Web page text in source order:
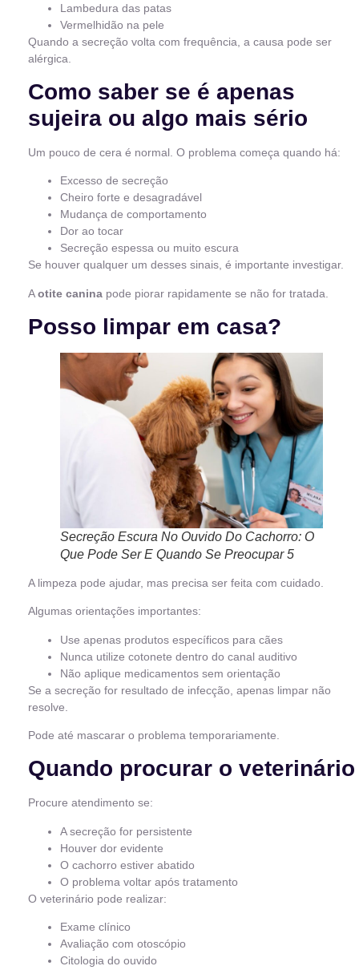
Lambedura das patas
Vermelhidão na pele
Quando a secreção volta com frequência, a causa pode ser
alérgica.
Como saber se é apenas
sujeira ou algo mais sério
Um pouco de cera é normal. O problema começa quando há:
Excesso de secreção
Cheiro forte e desagradável
Mudança de comportamento
Dor ao tocar
Secreção espessa ou muito escura
Se houver qualquer um desses sinais, é importante investigar.
Aotite canina pode piorar rapidamente se não for tratada.
Posso limpar em casa?
Secreção Escura No Ouvido Do Cachorro: O
Que Pode Ser E Quando Se Preocupar 5
A limpeza pode ajudar, mas precisa ser feita com cuidado.
Algumas orientações importantes:
Use apenas produtos específicos para cães
Nunca utilize cotonete dentro do canal auditivo
Não aplique medicamentos sem orientação
Se a secreção for resultado de infecção, apenas limpar não
resolve.
Pode até mascarar o problema temporariamente.
Quando procurar o veterinário
Procure atendimento se:
A secreção for persistente
Houver dor evidente
O cachorro estiver abatido
O problema voltar após tratamento
O veterinário pode realizar:
Exame clínico
Avaliação com otoscópio
Citologia do ouvido